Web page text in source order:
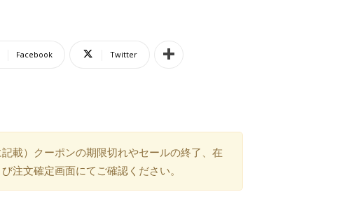
Facebook Twitter
載）クーポンの期限切れやセールの終了、在
注文確定画面にてご確認ください。